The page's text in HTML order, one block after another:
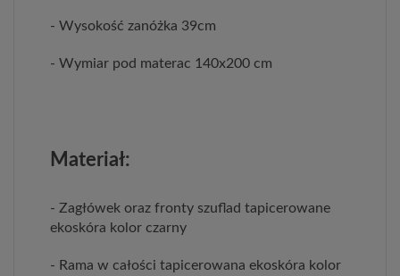
- Wysokość zanóżka 39cm
- Wymiar pod materac 140x200 cm
Materiał:
- Zagłówek oraz fronty szuflad tapicerowane
ekoskóra kolor czarny
- Rama w całości tapicerowana ekoskóra kolor